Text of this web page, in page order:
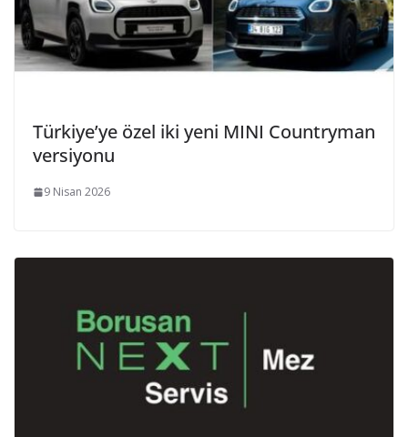
Türkiye’ye özel iki yeni MINI Countryman
versiyonu
9 Nisan 2026